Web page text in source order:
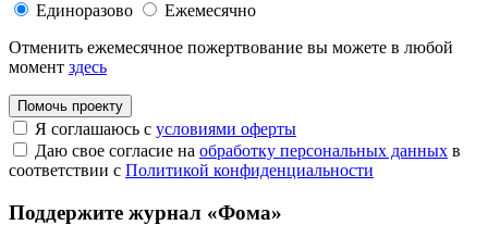
Единоразово
Ежемесячно
Отменить ежемесячное пожертвование вы можете в любой
момент здесь
Помочь проекту
Я соглашаюсь с условиями оферты
Даю свое согласие на обработку персональных данных в
соответствии с Политикой конфиденциальности
Поддержите журнал «Фома»